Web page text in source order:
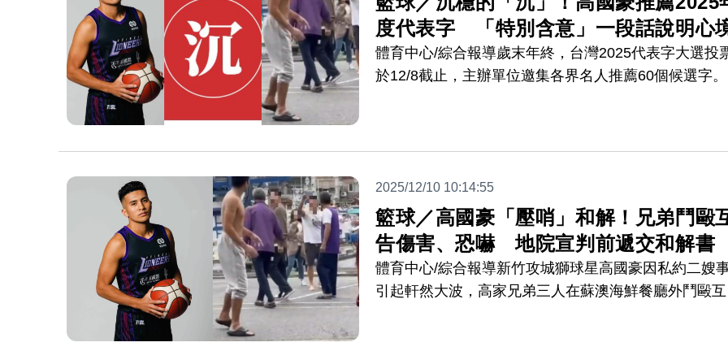
度代表字 「特別含意」一段話說明心
體育中心/綜合報導歲末年終，台灣2025代表字大選投
於12/8截止，主辦單位邀集各界名人推薦60個候選字
2025/12/10 10:14:55
籃球／高國豪「壓哨」和解！兄弟鬥毆
告傷害、恐嚇 地院宣判前遞交和解書
體育中心/綜合報導新竹攻城獅球星高國豪因私約二嫂
引起軒然大波，高家兄弟三人在蘇澳海鮮餐廳外鬥毆互